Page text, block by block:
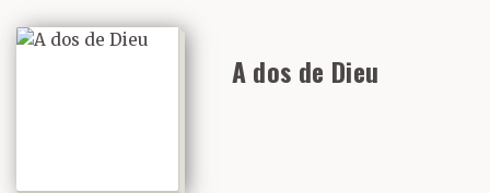
A dos de Dieu